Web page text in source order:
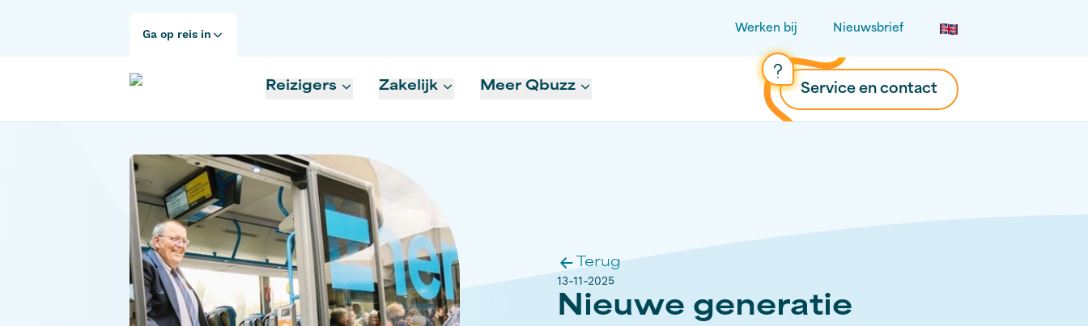
Ga op reis in Werken bij Nieuwsbrief
Reizigers Zakelijk Meer Qbuzz Service en contact
Terug
13-11-2025
Nieuwe generatie